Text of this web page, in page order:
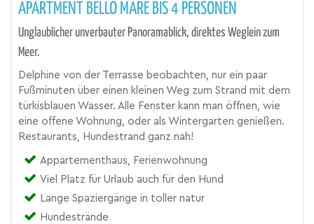
APARTMENT BELLO MARE BIS 4 PERSONEN
Unglaublicher unverbauter Panoramablick, direktes Weglein zum
Meer.
Delphine von der Terrasse beobachten, nur ein paar
Fußminuten über einen kleinen Weg zum Strand mit dem
türkisblauen Wasser. Alle Fenster kann man öffnen, wie
eine offene Wohnung, oder als Wintergarten genießen.
Restaurants, Hundestrand ganz nah!
Appartementhaus, Ferienwohnung
Viel Platz für Urlaub auch für den Hund
Lange Spaziergänge in toller natur
Hundestrände